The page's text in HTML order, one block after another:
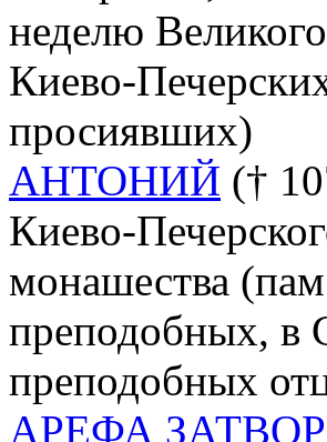
неделю
Киево-
просиявших)
АНТОНИЙ (†
Киево-
монашества
преподобных, в
преподобных
АРЕФА